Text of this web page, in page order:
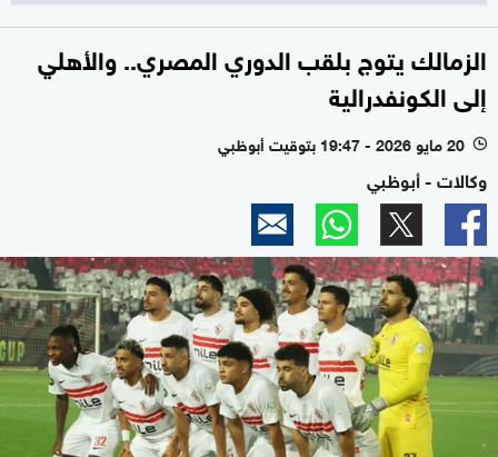
الزمالك يتوج بلقب الدوري المصري.. والأهلي
إلى الكونفدرالية
l 20 مايو 2026 - 19:47 بتوقيت أبوظبي
وكالات - أبوظبي